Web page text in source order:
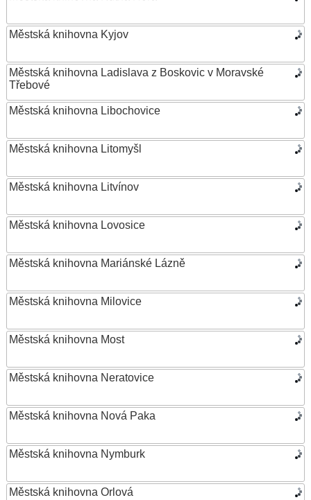
Městská knihovna Kyjov
Městská knihovna Ladislava z Boskovic v Moravské
Třebové
Městská knihovna Libochovice
Městská knihovna Litomyšl
Městská knihovna Litvínov
Městská knihovna Lovosice
Městská knihovna Mariánské Lázně
Městská knihovna Milovice
Městská knihovna Most
Městská knihovna Neratovice
Městská knihovna Nová Paka
Městská knihovna Nymburk
Městská knihovna Orlová